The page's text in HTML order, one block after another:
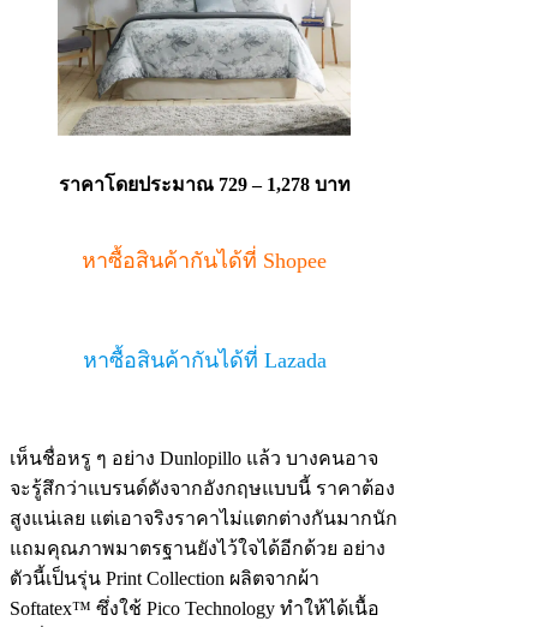
ราคาโดยประมาณ 729 – 1,278 บาท
หาซื้อสินค้ากันได้ที่ Shopee
หาซื้อสินค้ากันได้ที่ Lazada
เห็นชื่อหรู ๆ อย่าง Dunlopillo แล้ว บางคนอาจ
จะรู้สึกว่าแบรนด์ดังจากอังกฤษแบบนี้ ราคาต้อง
สูงแน่เลย แต่เอาจริงราคาไม่แตกต่างกันมากนัก
แถมคุณภาพมาตรฐานยังไว้ใจได้อีกด้วย อย่าง
ตัวนี้เป็นรุ่น Print Collection ผลิตจากผ้า
Softatex™ ซึ่งใช้ Pico Technology ทำให้ได้เนื้อ